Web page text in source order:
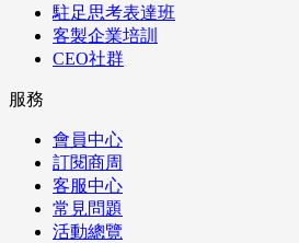
駐足思考表達班
客製企業培訓
CEO社群
服務
會員中心
訂閱商周
客服中心
常見問題
活動總覽